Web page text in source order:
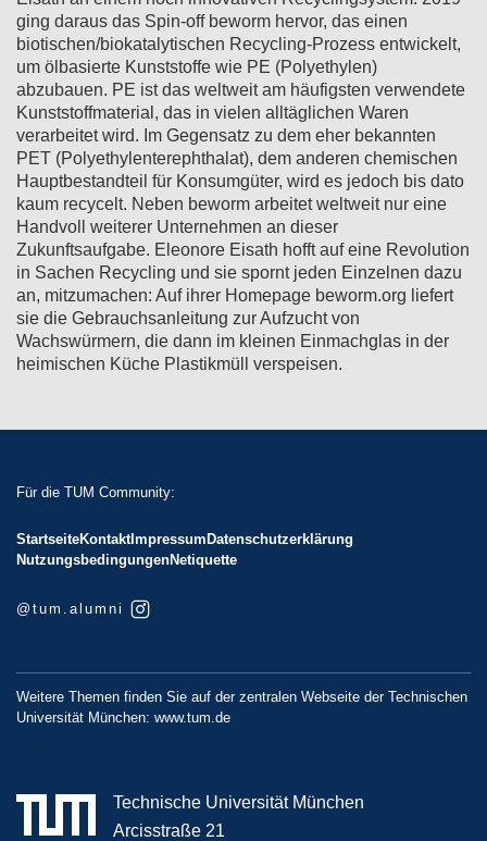
ging daraus das Spin-off beworm hervor, das einen
biotischen/biokatalytischen Recycling-Prozess entwickelt,
um ölbasierte Kunststoffe wie PE (Polyethylen)
abzubauen. PE ist das weltweit am häufigsten verwendete
Kunststoffmaterial, das in vielen alltäglichen Waren
verarbeitet wird. Im Gegensatz zu dem eher bekannten
PET (Polyethylenterephthalat), dem anderen chemischen
Hauptbestandteil für Konsumgüter, wird es jedoch bis dato
kaum recycelt. Neben beworm arbeitet weltweit nur eine
Handvoll weiterer Unternehmen an dieser
Zukunftsaufgabe. Eleonore Eisath hofft auf eine Revolution
in Sachen Recycling und sie spornt jeden Einzelnen dazu
an, mitzumachen: Auf ihrer Homepage beworm.org liefert
sie die Gebrauchsanleitung zur Aufzucht von
Wachswürmern, die dann im kleinen Einmachglas in der
heimischen Küche Plastikmüll verspeisen.
Für die TUM Community:
StartseiteKontakt Impressum Datenschutzerklärung
NutzungsbedingungenNetiquette
@tum.alumni
Weitere Themen finden Sie auf der zentralen Webseite der Technischen
Universität München: www.tum.de
Technische Universität München
Arcisstraße 21